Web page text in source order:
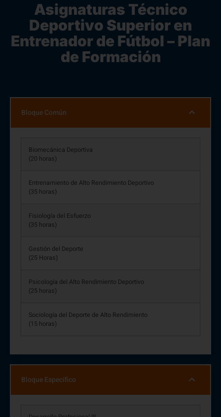
Asignaturas Técnico
Deportivo Superior en
Entrenador de Fútbol – Plan
de Formación
Bloque Común
Biomecánica Deportiva
(20 horas)
Entrenamiento de Alto Rendimiento Deportivo
(35 horas)
Fisiología del Esfuerzo
(35 horas)
Gestión del Deporte
(25 Horas)
Psicología del Alto Rendimiento Deportivo
(25 horas)
Sociología del Deporte de Alto Rendimiento
(15 horas)
Bloque Específico